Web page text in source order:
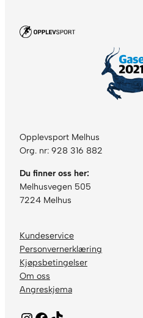
Opplevsport Melhus
Org. nr: 928 316 882
Du finner oss her:
Melhusvegen 505
7224 Melhus
Kundeservice
Personvernerklæring
Kjøpsbetingelser
Om oss
Angreskjema